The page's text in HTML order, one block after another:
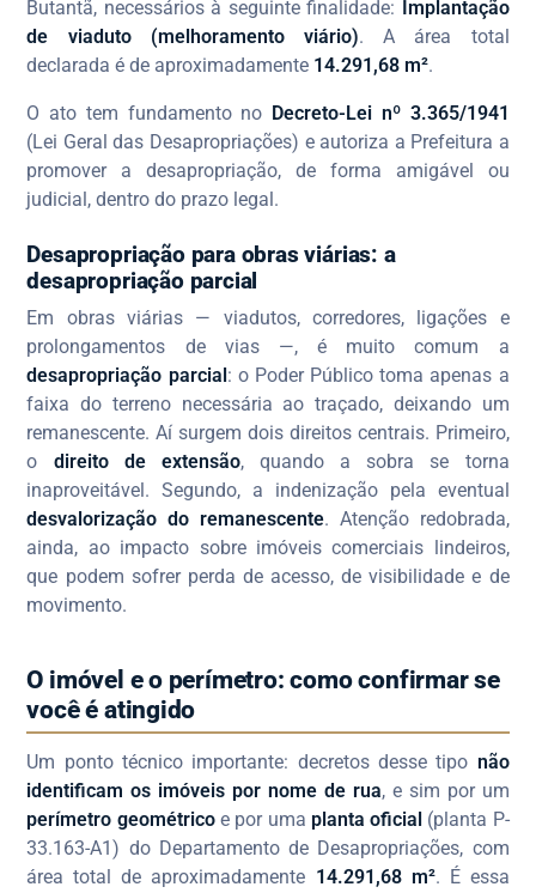
Butantã, necessários à seguinte finalidade:
Implantação
de viaduto (melhoramento viário). A área total
declarada é de aproximadamente 14.291,68 m².
O ato tem fundamento no Decreto-Lei nº 3.365/1941
(Lei Geral das Desapropriações) e autoriza a Prefeitura a
promover a desapropriação, de forma amigável ou
judicial, dentro do prazo legal.
Desapropriação para obras viárias: a
desapropriação parcial
Em obras viárias — viadutos, corredores, ligações e
prolongamentos de vias —, é muito comum a
desapropriação parcial : o Poder Público toma apenas a
faixa do terreno necessária ao traçado, deixando um
remanescente. Aí surgem dois direitos centrais. Primeiro,
o direito de extensão, quando a sobra se torna
inaproveitável. Segundo, a indenização pela eventual
desvalorização do remanescente. Atenção redobrada,
ainda, ao impacto sobre imóveis comerciais lindeiros,
que podem sofrer perda de acesso, de visibilidade e de
movimento.
O imóvel e o perímetro: como confirmar se
você é atingido
Um ponto técnico importante: decretos desse tipo não
identificam os imóveis por nome de rua, e sim por um
perímetro geométricoe por uma planta oficial (planta P-
33.163-A1) do Departamento de Desapropriações, com
área total de aproximadamente 14.291,68 m². É essa